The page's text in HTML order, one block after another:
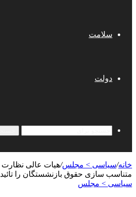
سلامت
دولت
خانه/سیاسی > مجلس/
متناسب سازی حقوق بازنشستگان را
سیاسی > مجلس